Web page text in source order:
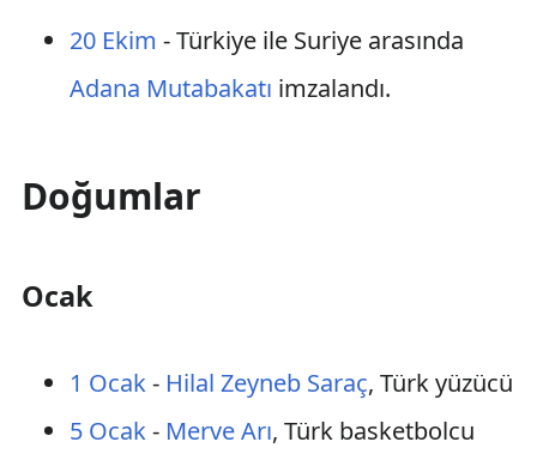
20 Ekim - Türkiye ile Suriye arasında
Adana Mutabakatı imzalandı.
Doğumlar
Ocak
1 Ocak- Hilal Zeyneb Saraç, Türk yüzücü
5 Ocak- Merve Arı, Türk basketbolcu